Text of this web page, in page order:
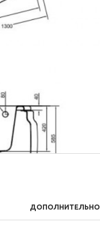
ДОПОЛНИТЕЛЬНО